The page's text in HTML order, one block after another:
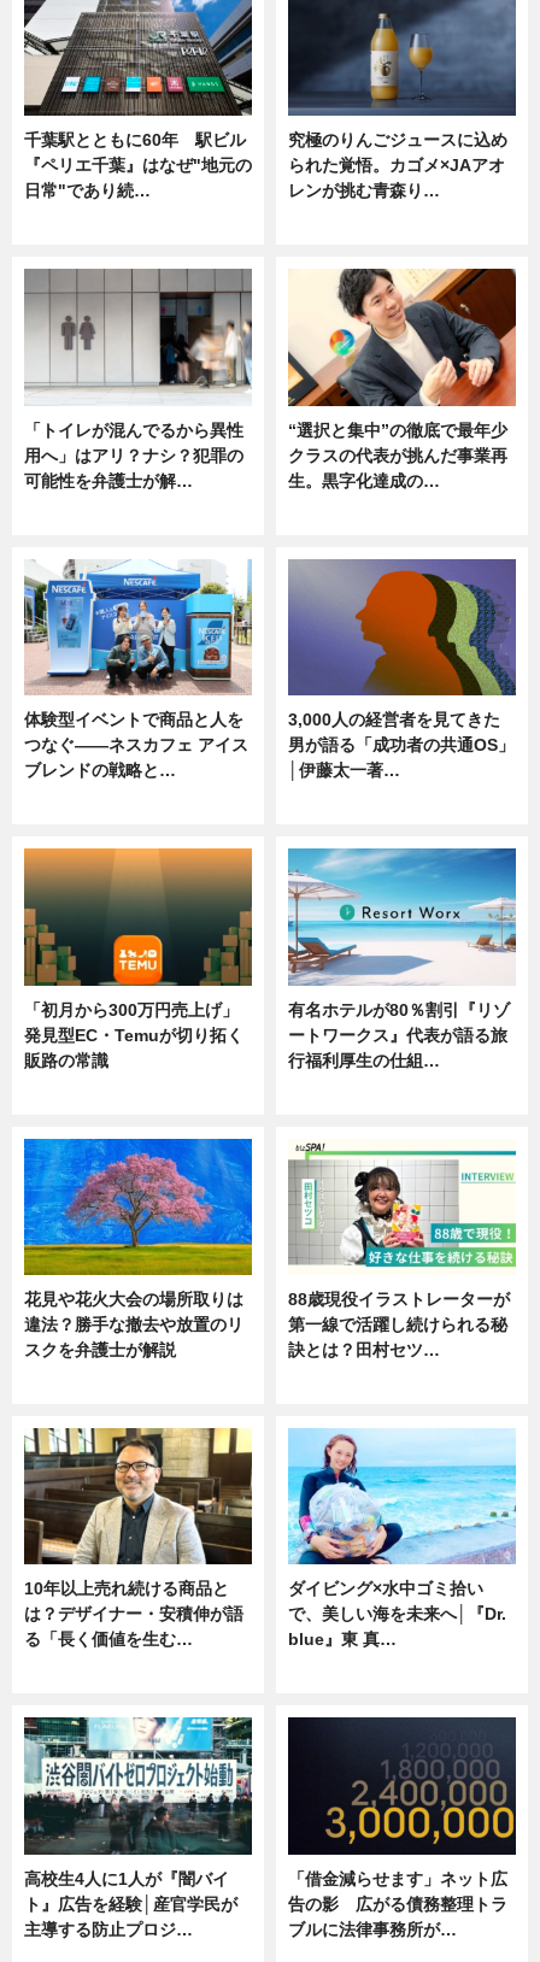
千葉駅とともに60年 駅ビル
『ペリエ千葉』はなぜ"地元の
日常"であり続…
究極のりんごジュースに込め
られた覚悟。カゴメ×JAアオ
レンが挑む青森り…
「トイレが混んでるから異性
用へ」はアリ？ナシ？犯罪の
可能性を弁護士が解…
“選択と集中”の徹底で最年少
クラスの代表が挑んだ事業再
生。黒字化達成の…
体験型イベントで商品と人を
つなぐ――ネスカフェ アイス
ブレンドの戦略と…
3,000人の経営者を見てきた
男が語る「成功者の共通OS」
│伊藤太一著…
「初月から300万円売上げ」
発見型EC・Temuが切り拓く
販路の常識
有名ホテルが80％割引『リゾ
ートワークス』代表が語る旅
行福利厚生の仕組…
花見や花火大会の場所取りは
違法？勝手な撤去や放置のリ
スクを弁護士が解説
88歳現役イラストレーターが
第一線で活躍し続けられる秘
訣とは？田村セツ…
10年以上売れ続ける商品と
は？デザイナー・安積伸が語
る「長く価値を生む…
ダイビング×水中ゴミ拾い
で、美しい海を未来へ│『Dr.
blue』東 真…
高校生4人に1人が『闇バイ
ト』広告を経験│産官学民が
主導する防止プロジ…
「借金減らせます」ネット広
告の影 広がる債務整理トラ
ブルに法律事務所が…